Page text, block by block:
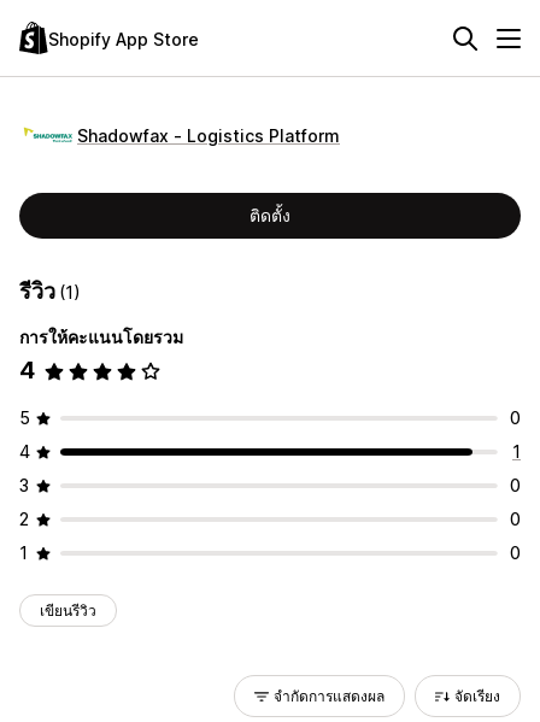
Shopify App Store
Shadowfax ‑ Logistics Platform
ติดตั้ง
รีวิว (1)
การให้คะแนนโดยรวม
4
5
0
4
1
3
0
2
0
1
0
เขียนรีวิว
จำกัดการแสดงผล จัดเรียง